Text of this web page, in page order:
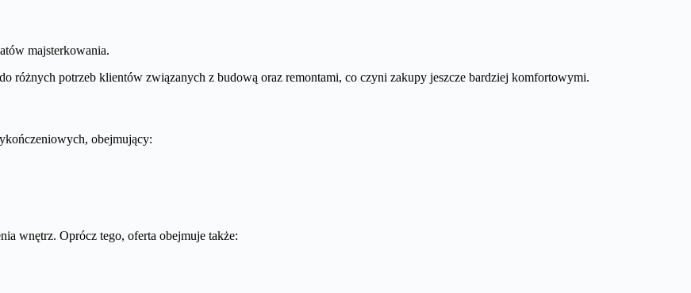
majsterkowania.
różnych potrzeb klientów związanych z budową oraz remontami, co czyni zakupy jeszcze bardziej komfortowymi.
obejmujący:
wnętrz. Oprócz tego, oferta obejmuje także: